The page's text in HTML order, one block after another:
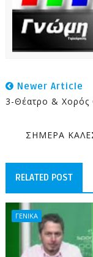
Newer Article
3-Θέατρο & Χορός
ΣΗΜΕΡΑ
RELATED POST
ΓΕΝΙΚΑ